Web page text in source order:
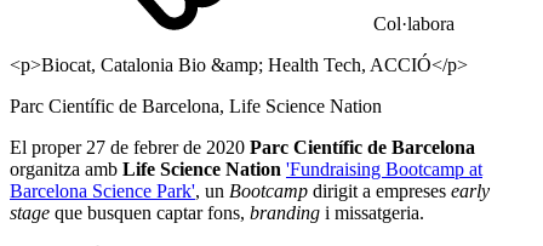
Col·labora
<p>Biocat, Catalonia Bio &amp; Health Tech, ACCIÓ</p>
Parc Científic de Barcelona, Life Science Nation
El proper 27 de febrer de 2020 Parc Científic de Barcelona
organitza amb Life Science Nation 'Fundraising Bootcamp at
Barcelona Science Park', un Bootcamp dirigit a empreses early
stage que busquen captar fons, branding i missatgeria.